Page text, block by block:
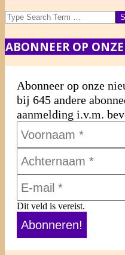
Search
ABONNEER OP
Abonneer op onze
bij 645 andere
aanmelding i.v.m.
Dit veld is vereist.